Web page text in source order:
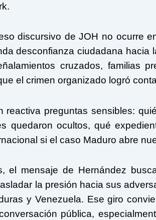
discursivo de JOH no ocurre
desconfianza ciudadana hacia
cruzados, familias
el crimen organizado logró
reactiva preguntas sensibles:
quedaron ocultos, qué
si el caso Maduro abre
el mensaje de Hernández
la presión hacia sus
y Venezuela. Ese giro
pública,